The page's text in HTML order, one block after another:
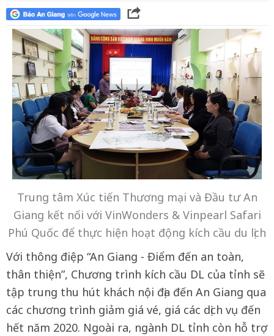
Trung tâm Xúc tiến Thương mại và Đầu tư An
Giang kết nối với VinWonders & Vinpearl Safari
Phú Quốc để thực hiện hoạt động kích cầu du lịch
Với thông điệp “An Giang - Điểm đến an toàn,
thân thiện”, Chương trình kích cầu DL của tỉnh sẽ
tập trung thu hút khách nội địa đến An Giang qua
các chương trình giảm giá vé, giá các dịch vụ đến
hết năm 2020. Ngoài ra, ngành DL tỉnh còn hỗ trợ